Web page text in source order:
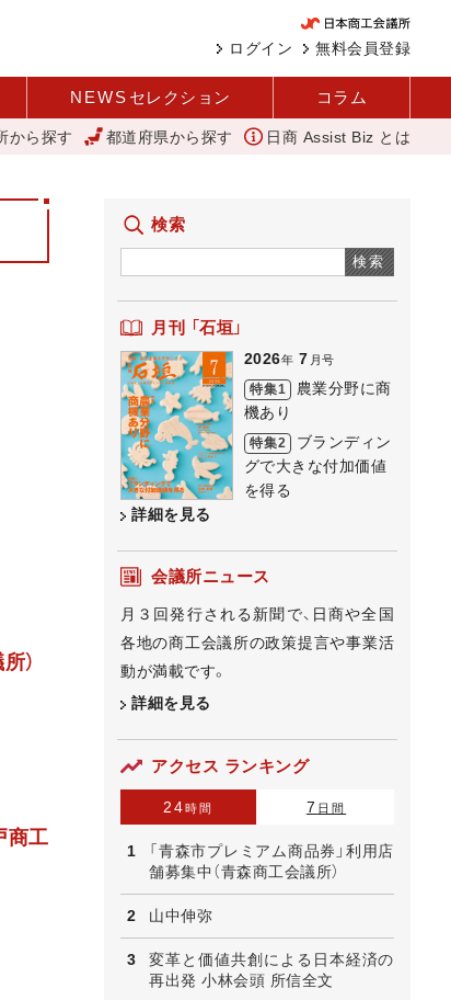
無料会員登録
ログイン
NEWS セレクション コラム
ーマ]商業登記の申請の必要性について 建設現場の省人化へ
から探す 都道府県から探す 日商 Assist Biz とは
）
商工
検索
検索
月刊 「石垣」
2026年 7 月号
特集1
農業分野に商
機あり
特集2
ブランディン
グで大きな付加価値
を得る
詳細を見る
会議所ニュース
月３回発行される新聞で、日商や全国
各地の商工会議所の政策提言や事業活
動が満載です。
詳細を見る
アクセス ランキング
24時間 7 日間
「青森市プレミアム商品券」利用店
舗募集中（青森商工会議所）
山中伸弥
変革と価値共創による日本経済の
再出発 小林会頭 所信全文